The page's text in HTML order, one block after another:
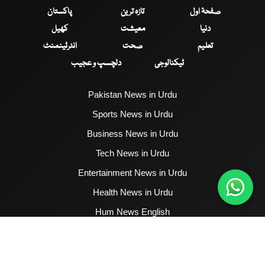
صفحۂ اول تازہ ترین
پاکستان
دنیا
معیشت
کھیل
تعلیم
صحت
انٹرٹینمنٹ
ٹیکنالوجی
دلچسپ و عجیب
Pakistan News in Urdu
Sports News in Urdu
Business News in Urdu
Tech News in Urdu
Entertainment News in Urdu
Health News in Urdu
Hum News English